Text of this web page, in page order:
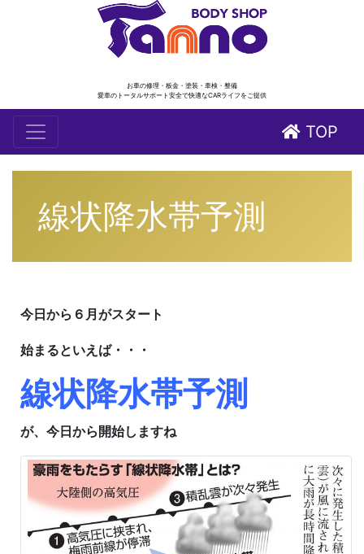
お車の修理・板金・塗装・車検・整備
愛車のトータルサポート安全で快適なCARライフをご提供
TOP
線状降水帯予測
今日から６月がスタート
始まるといえば・・・
線状降水帯予測
が、今日から開始しますね